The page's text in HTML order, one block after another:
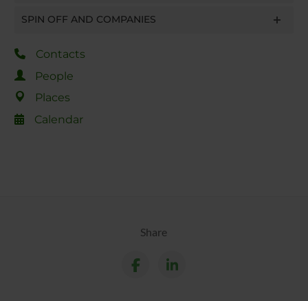
SPIN OFF AND COMPANIES
Contacts
People
Places
Calendar
Share